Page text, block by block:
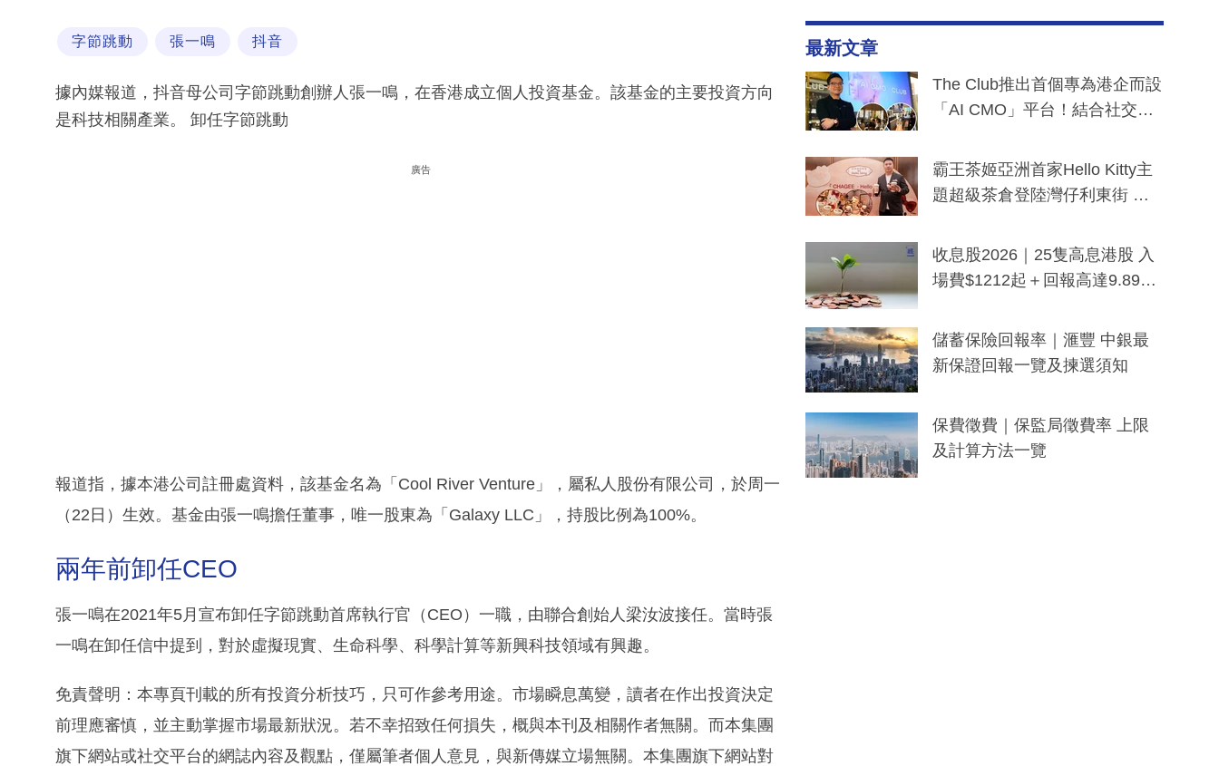
字節跳動 張一鳴 抖音
據內媒報道，抖音母公司字節跳動創辦人張一鳴，在香港成立個人投資基金。該基金的主要投資方向
是科技相關產業。 卸任字節跳動
廣告
報道指，據本港公司註冊處資料，該基金名為「Cool River Venture」，屬私人股份有限公司，於周一
（22日）生效。基金由張一鳴擔任董事，唯一股東為「Galaxy LLC」，持股比例為100%。
兩年前卸任CEO
張一鳴在2021年5月宣布卸任字節跳動首席執行官（CEO）一職，由聯合創始人梁汝波接任。當時張
一鳴在卸任信中提到，對於虛擬現實、生命科學、科學計算等新興科技領域有興趣。
免責聲明：本專頁刊載的所有投資分析技巧，只可作參考用途。市場瞬息萬變，讀者在作出投資決定
前理應審慎，並主動掌握市場最新狀況。若不幸招致任何損失，概與本刊及相關作者無關。而本集團
旗下網站或社交平台的網誌內容及觀點，僅屬筆者個人意見，與新傳媒立場無關。本集團旗下網站對
最新文章
The Club推出首個專為港企而設
「AI CMO」平台！結合社交聆
分鐘生成「貼地」宣傳短片
霸王茶姬亞洲首家Hello Kitty主
題超級茶倉登陸灣仔利東街 推
y及香港限定特調系列
收息股2026｜25隻高息港股 入
場費$1212起＋回報高達9.89
儲蓄保險回報率｜滙豐 中銀最
新保證回報一覽及揀選須知
保費徵費｜保監局徵費率 上限
及計算方法一覽